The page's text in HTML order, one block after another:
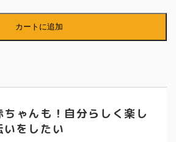
カートに追加
ゃんも！自分らしく楽し
いをしたい